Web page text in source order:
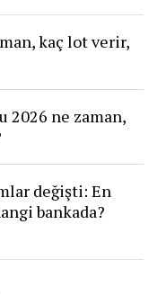
kaç lot verir,
2026 ne zaman,
değişti: En
bankada?